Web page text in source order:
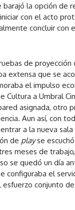
barajó la opción de
con el acto
concluir con
de proyección
extensa que se
el impulso
Cultura a Umbral
asignada, otro
Aun así, con
a la nueva
de playse
meses de
se quedó un día
configuraba el
conjunto